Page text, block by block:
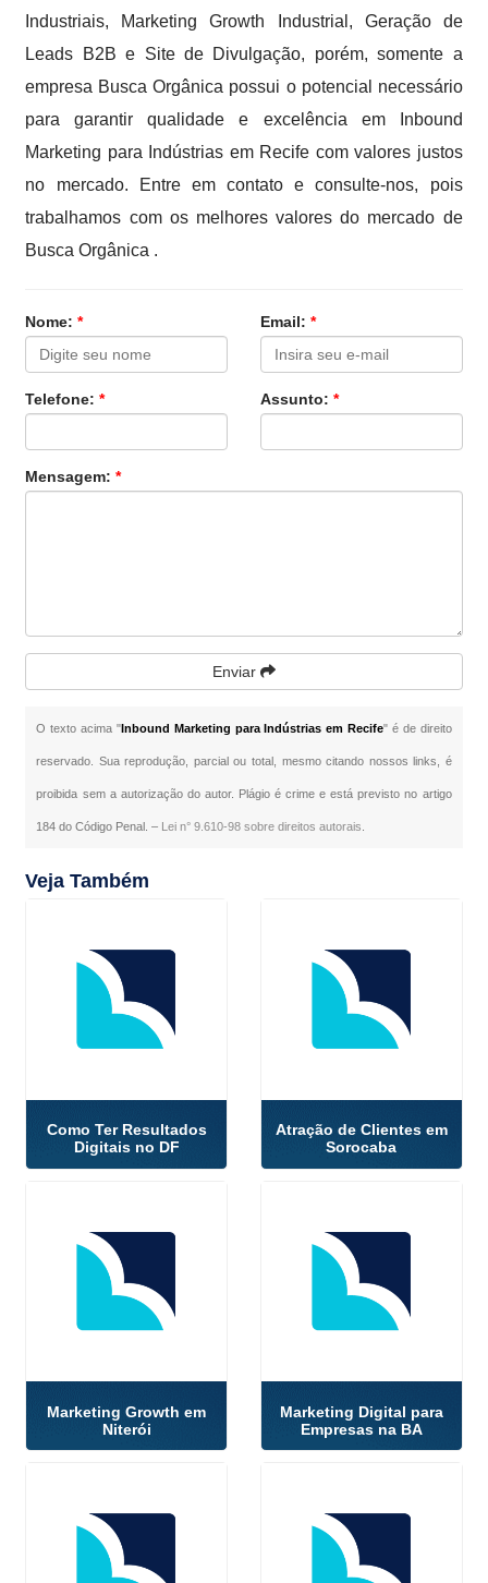
Industriais, Marketing Growth Industrial, Geração de
Leads B2B e Site de Divulgação, porém, somente a
empresa Busca Orgânica possui o potencial necessário
para garantir qualidade e excelência em Inbound
Marketing para Indústrias em Recife com valores justos
no mercado. Entre em contato e consulte-nos, pois
trabalhamos com os melhores valores do mercado de
Busca Orgânica .
Nome:* Email: *
Telefone:* Assunto: *
Mensagem:*
Enviar
O texto acima "Inbound Marketing para Indústrias em Recife" é de direito
reservado. Sua reprodução, parcial ou total, mesmo citando nossos links, é
proibida sem a autorização do autor. Plágio é crime e está previsto no artigo
184 do Código Penal. – Lei n° 9.610-98 sobre direitos autorais
Veja Também
Como Ter Resultados
Digitais no DF
Atração de Clientes em
Sorocaba
Marketing Growth em
Niterói
Marketing Digital para
Empresas na BA